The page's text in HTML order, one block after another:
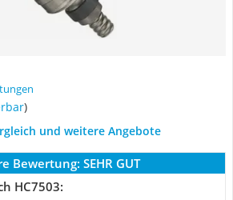
)
und weitere Angebote
Bewertung: SEHR GUT
HC7503: